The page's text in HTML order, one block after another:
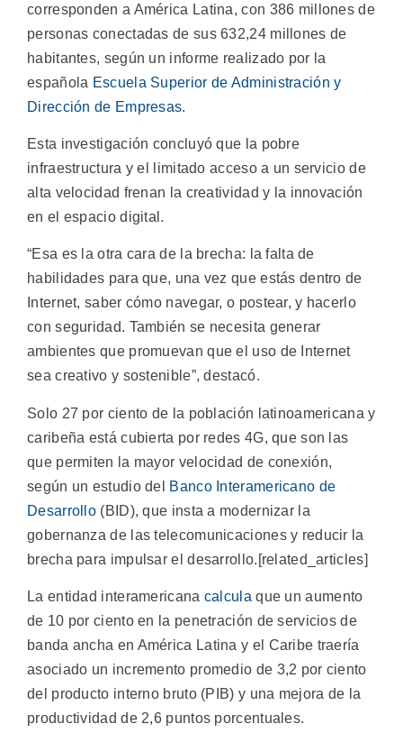
corresponden a América Latina, con 386 millones de
personas conectadas de sus 632,24 millones de
habitantes, según un informe realizado por la
española Escuela Superior de Administración y
Dirección de Empresas.
Esta investigación concluyó que la pobre
infraestructura y el limitado acceso a un servicio de
alta velocidad frenan la creatividad y la innovación
en el espacio digital.
“Esa es la otra cara de la brecha: la falta de
habilidades para que, una vez que estás dentro de
Internet, saber cómo navegar, o postear, y hacerlo
con seguridad. También se necesita generar
ambientes que promuevan que el uso de Internet
sea creativo y sostenible”, destacó.
Solo 27 por ciento de la población latinoamericana y
caribeña está cubierta por redes 4G, que son las
que permiten la mayor velocidad de conexión,
según un estudio del Banco Interamericano de
Desarrollo (BID), que insta a modernizar la
gobernanza de las telecomunicaciones y reducir la
brecha para impulsar el desarrollo.[related_articles]
La entidad interamericana calcula que un aumento
de 10 por ciento en la penetración de servicios de
banda ancha en América Latina y el Caribe traería
asociado un incremento promedio de 3,2 por ciento
del producto interno bruto (PIB) y una mejora de la
productividad de 2,6 puntos porcentuales.